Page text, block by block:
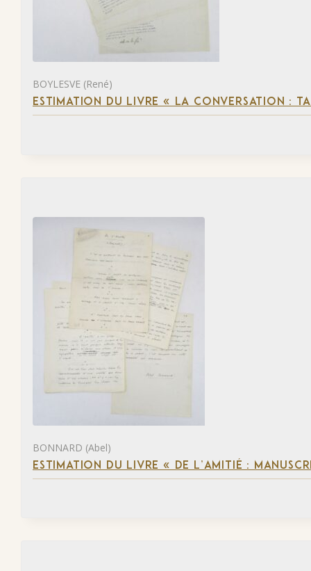
BOYLESVE (René)
ESTIMATION DU LIVRE « LA CONVERSATION :
BONNARD (Abel)
ESTIMATION DU LIVRE « DE L’AMITIÉ :